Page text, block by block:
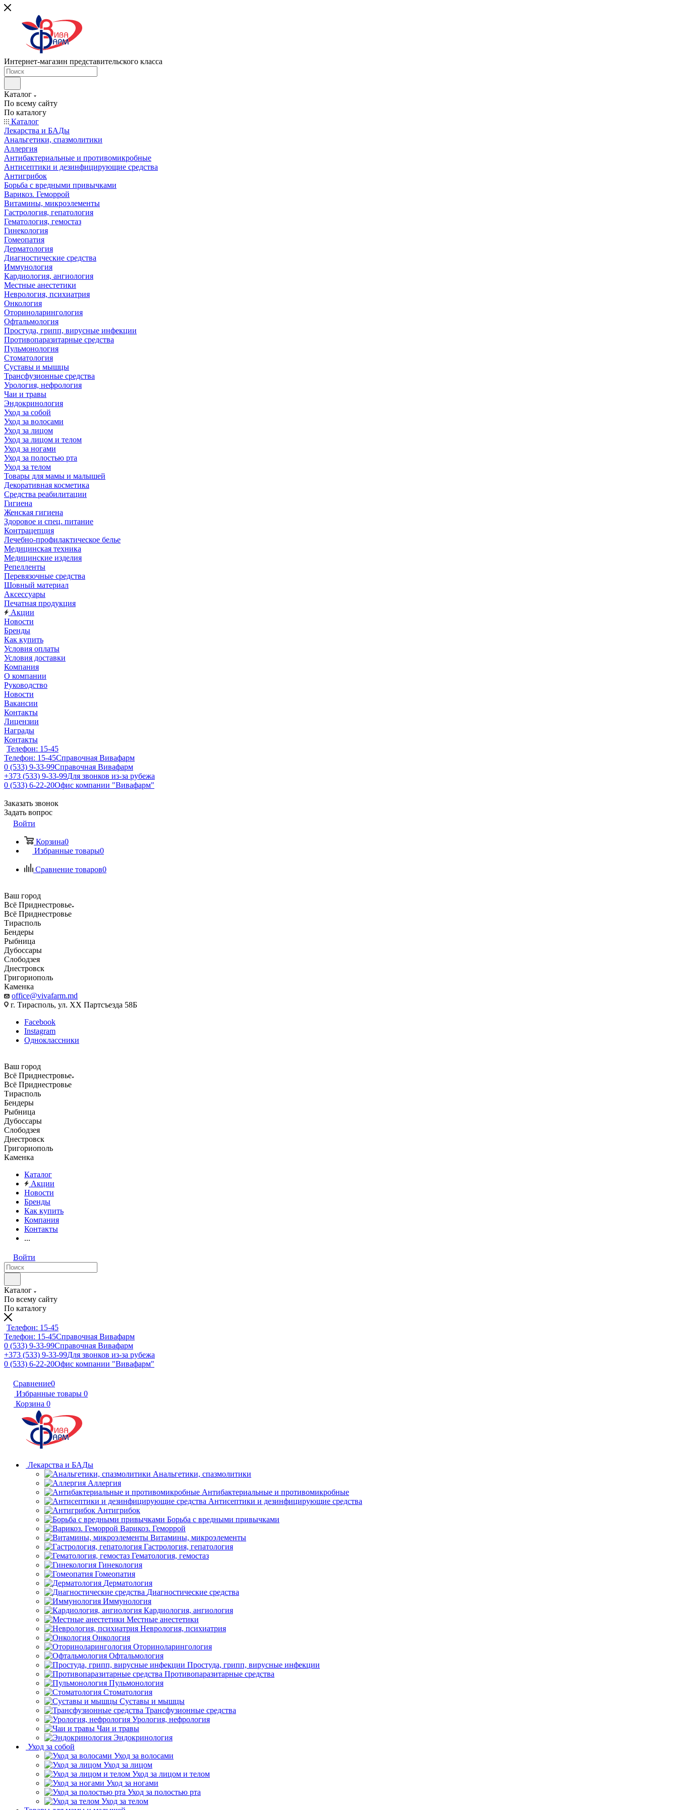
Интернет-магазин представительского класса
Каталог
По всему сайту
По каталогу
Каталог
Лекарства и БАДы
Анальгетики, спазмолитики
Аллергия
Антибактериальные и противомикробные
Антисептики и дезинфицирующие средства
Антигрибок
Борьба с вредными привычками
Варикоз. Геморрой
Витамины, микроэлементы
Гастрология, гепатология
Гематология, гемостаз
Гинекология
Гомеопатия
Дерматология
Диагностические средства
Иммунология
Кардиология, ангиология
Местные анестетики
Неврология, психиатрия
Онкология
Оториноларингология
Офтальмология
Простуда, грипп, вирусные инфекции
Противопаразитарные средства
Пульмонология
Стоматология
Суставы и мышцы
Трансфузионные средства
Урология, нефрология
Чаи и травы
Эндокринология
Уход за собой
Уход за волосами
Уход за лицом
Уход за лицом и телом
Уход за ногами
Уход за полостью рта
Уход за телом
Товары для мамы и малышей
Декоративная косметика
Средства реабилитации
Гигиена
Женская гигиена
Здоровое и спец. питание
Контрацепция
Лечебно-профилактическое белье
Медицинская техника
Медицинские изделия
Репелленты
Перевязочные средства
Шовный материал
Аксессуары
Печатная продукция
Акции
Новости
Бренды
Как купить
Условия оплаты
Условия доставки
Компания
О компании
Руководство
Новости
Вакансии
Контакты
Лицензии
Награды
Контакты
Телефон: 15-45
Телефон: 15-45Справочная Вивафарм
0 (533) 9-33-99Справочная Вивафарм
+373 (533) 9-33-99Для звонков из-за рубежа
0 (533) 6-22-20Офис компании "Вивафарм"
Заказать звонок
Задать вопрос
Войти
Корзина0
Избранные товары0
Сравнение товаров0
Ваш город
Всё Приднестровье
Всё Приднестровье
Тирасполь
Бендеры
Рыбница
Дубоссары
Слободзея
Днестровск
Григориополь
Каменка
office@vivafarm.md
г. Тирасполь, ул. ХХ Партсъезда 58Б
Facebook
Instagram
Одноклассники
Ваш город
Всё Приднестровье
Всё Приднестровье
Тирасполь
Бендеры
Рыбница
Дубоссары
Слободзея
Днестровск
Григориополь
Каменка
Каталог
Акции
Новости
Бренды
Как купить
Компания
Контакты
...
Войти
Каталог
По всему сайту
По каталогу
Телефон: 15-45
Телефон: 15-45Справочная Вивафарм
0 (533) 9-33-99Справочная Вивафарм
+373 (533) 9-33-99Для звонков из-за рубежа
0 (533) 6-22-20Офис компании "Вивафарм"
Сравнение0
Избранные товары 0
Корзина 0
Лекарства и БАДы
Анальгетики, спазмолитики
Аллергия
Антибактериальные и противомикробные
Антисептики и дезинфицирующие средства
Антигрибок
Борьба с вредными привычками
Варикоз. Геморрой
Витамины, микроэлементы
Гастрология, гепатология
Гематология, гемостаз
Гинекология
Гомеопатия
Дерматология
Диагностические средства
Иммунология
Кардиология, ангиология
Местные анестетики
Неврология, психиатрия
Онкология
Оториноларингология
Офтальмология
Простуда, грипп, вирусные инфекции
Противопаразитарные средства
Пульмонология
Стоматология
Суставы и мышцы
Трансфузионные средства
Урология, нефрология
Чаи и травы
Эндокринология
Уход за собой
Уход за волосами
Уход за лицом
Уход за лицом и телом
Уход за ногами
Уход за полостью рта
Уход за телом